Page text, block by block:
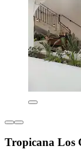
Tropicana Los